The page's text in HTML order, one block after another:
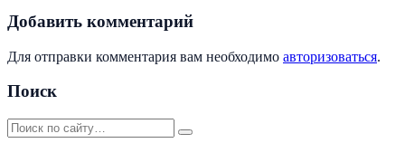
Добавить комментарий
Для отправки комментария вам необходимо авторизоваться.
Поиск